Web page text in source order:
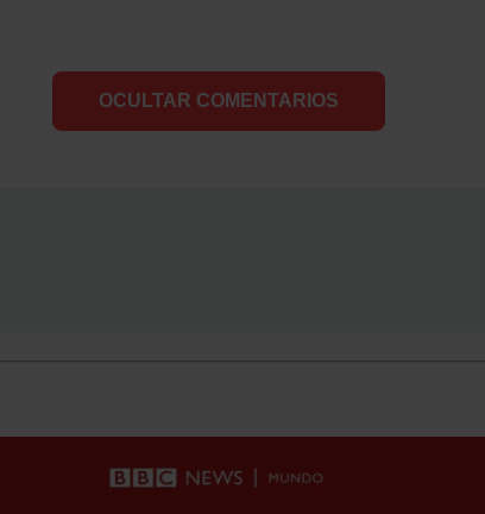
OCULTAR COMENTARIOS